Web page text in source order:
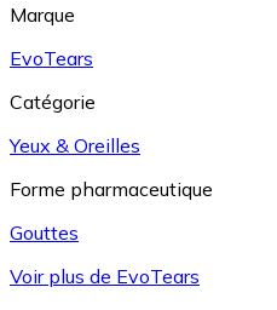
Marque
EvoTears
Catégorie
Yeux & Oreilles
Forme pharmaceutique
Gouttes
Voir plus de EvoTears